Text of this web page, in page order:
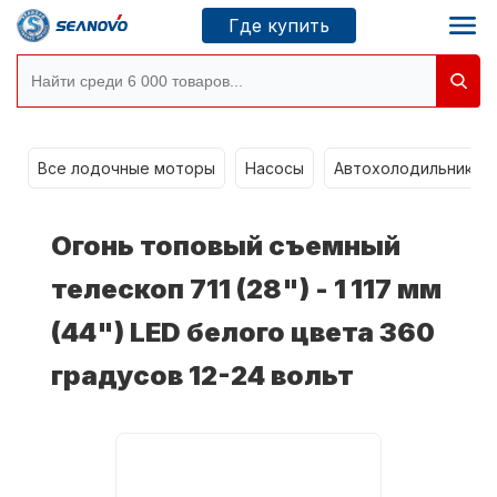
Где купить
Новосибирск
Сервисные центры
Моторы SEANOVO
Моторы CONDOR
Все лодочные моторы Насосы Автохолодильники
Огонь топовый съемный
телескоп 711 (28") - 1 117 мм
(44") LED белого цвета 360
градусов 12-24 вольт